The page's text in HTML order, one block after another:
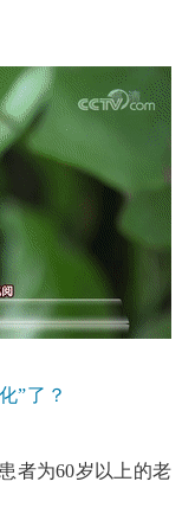
”了？
者为60岁以上的老